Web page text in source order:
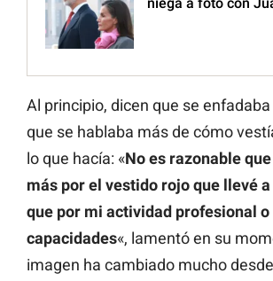
Al principio, dicen que se
que se hablaba más de cómo
lo que hacía: «No es razonable
más por el vestido rojo que llevé
que por mi actividad profesional
capacidades«, lamentó en su
imagen ha cambiado mucho